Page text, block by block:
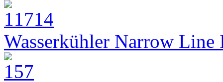
Wasserkühler Narrow